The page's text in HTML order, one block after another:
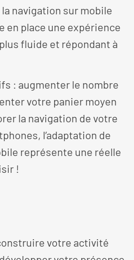
navigation sur mobile
en place une expérience
fluide et répondant à
: augmenter le nombre
votre panier moyen
la navigation de votre
l’adaptation de
représente une réelle
!
votre activité